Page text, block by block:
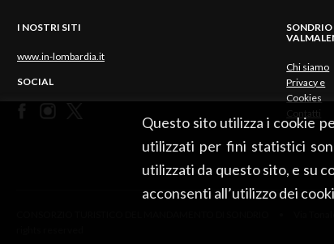
Questo sito utilizza i cookie
utilizzati per fini statistici
utilizzati da questo sito, e su
acconsenti all’utilizzo dei
I NOSTRI SITI
www.in-lombardia.it
SOCIAL
SONDRIO
Chi siamo
Privacy e
Cookies
Contatti